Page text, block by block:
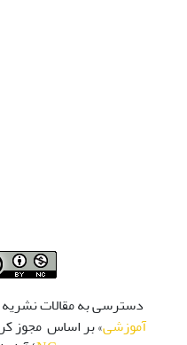
دسترسی به مقالات نشریه
آموزشی» بر اساس مجوز